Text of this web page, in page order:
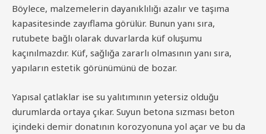
Böylece, malzemelerin dayanıklılığı azalır ve taşıma
kapasitesinde zayıflama görülür. Bunun yanı sıra,
rutubete bağlı olarak duvarlarda küf oluşumu
kaçınılmazdır. Küf, sağlığa zararlı olmasının yanı sıra,
yapıların estetik görünümünü de bozar.
Yapısal çatlaklar ise su yalıtımının yetersiz olduğu
durumlarda ortaya çıkar. Suyun betona sızması beton
içindeki demir donatının korozyonuna yol açar ve bu da